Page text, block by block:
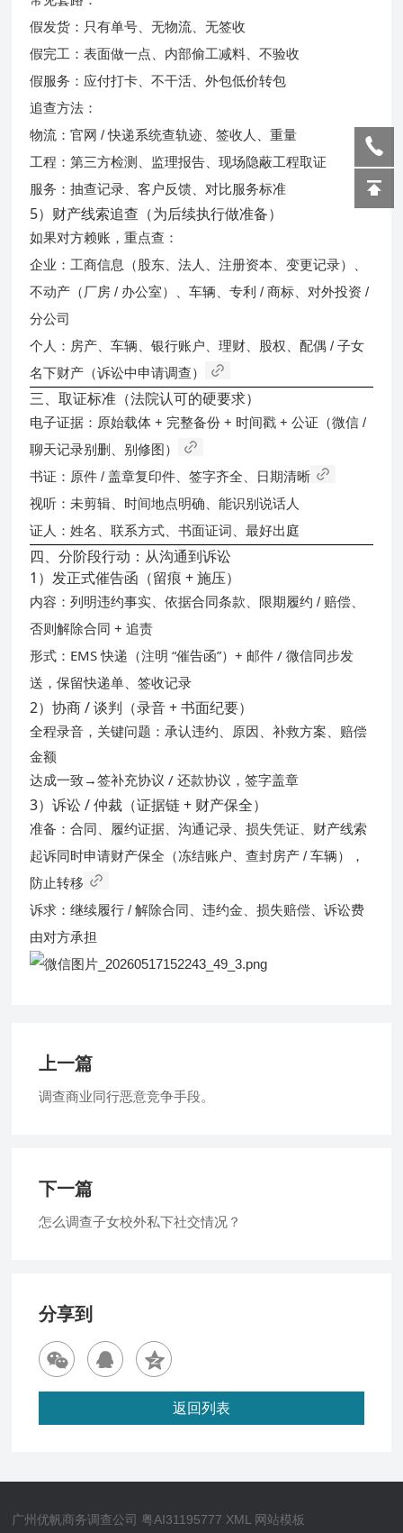
假发货：只有单号、无物流、无签收
假完工：表面做一点、内部偷工减料、不验收
假服务：应付打卡、不干活、外包低价转包
追查方法：
物流：官网 / 快递系统查轨迹、签收人、重量
工程：第三方检测、监理报告、现场隐蔽工程取证
服务：抽查记录、客户反馈、对比服务标准
5）财产线索追查（为后续执行做准备）
如果对方赖账，重点查：
企业：工商信息（股东、法人、注册资本、变更记录）、
不动产（厂房 / 办公室）、车辆、专利 / 商标、对外投资 /
分公司
个人：房产、车辆、银行账户、理财、股权、配偶 / 子女
名下财产（诉讼中申请调查）
三、取证标准（法院认可的硬要求）
电子证据： 原始载体 + 完整备份 + 时间戳 + 公证 （微信 /
聊天记录别删、别修图）
书证：原件 / 盖章复印件、签字齐全、日期清晰
视听：未剪辑、时间地点明确、能识别说话人
证人：姓名、联系方式、书面证词、最好出庭
四、分阶段行动：从沟通到诉讼
1）发正式催告函（留痕 + 施压）
内容：列明违约事实、依据合同条款、限期履约 / 赔偿、
否则解除合同 + 追责
形式： EMS 快递（注明 “催告函”）+ 邮件 / 微信同步发
送 ，保留快递单、签收记录
2）协商 / 谈判（录音 + 书面纪要）
全程录音，关键问题： 承认违约、原因、补救方案、赔偿
金额
达成一致→签补充协议 / 还款协议 ，签字盖章
3）诉讼 / 仲裁（证据链 + 财产保全）
准备：合同、履约证据、沟通记录、损失凭证、财产线索
起诉同时申请财产保全 （冻结账户、查封房产 / 车辆），
防止转移
诉求：继续履行 / 解除合同、违约金、损失赔偿、诉讼费
由对方承担
上一篇
调查商业同行恶意竞争手段。
下一篇
怎么调查子女校外私下社交情况？
分享到
返回列表
广州优帆商务调查公司 粤AI31195777 XML 网站模板